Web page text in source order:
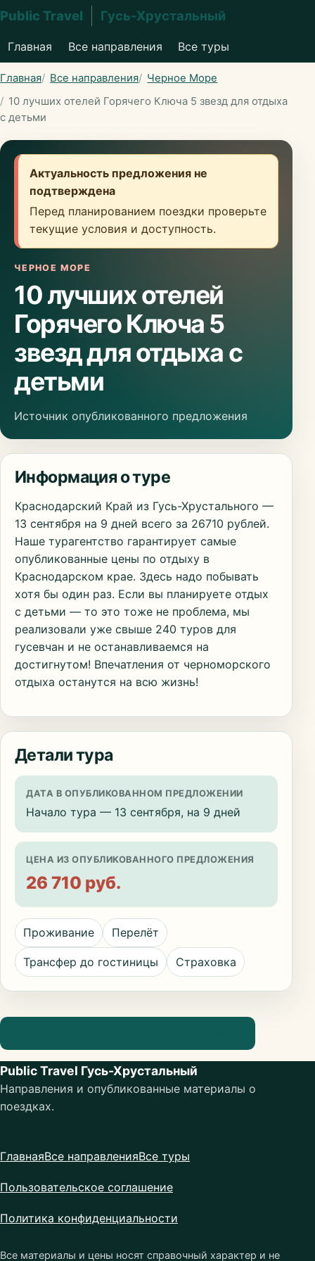
Public Travel Гусь-Хрустальный
Главная Все направления Все туры
Главная Все направления
Черное Море
10 лучших отелей Горячего Ключа 5 звезд для отдыха
с детьми
Актуальность предложения не
подтверждена
Перед планированием поездки проверьте
текущие условия и доступность.
ЧЕРНОЕ МОРЕ
10 лучших отелей
Горячего Ключа 5
звезд для отдыха с
детьми
Источник опубликованного предложения
Информация о туре
Краснодарский Край из Гусь-Хрустального —
13 сентября на 9 дней всего за 26710 рублей.
Наше турагентство гарантирует самые
опубликованные цены по отдыху в
Краснодарском крае. Здесь надо побывать
хотя бы один раз. Если вы планируете отдых
с детьми — то это тоже не проблема, мы
реализовали уже свыше 240 туров для
гусевчан и не останавливаемся на
достигнутом! Впечатления от черноморского
отдыха останутся на всю жизнь!
Детали тура
ДАТА В ОПУБЛИКОВАННОМ ПРЕДЛОЖЕНИИ
Начало тура — 13 сентября, на 9 дней
ЦЕНА ИЗ ОПУБЛИКОВАННОГО ПРЕДЛОЖЕНИЯ
26 710 руб.
Проживание Перелёт
Трансфер до гостиницы Страховка
Public Travel Гусь-Хрустальный
Направления и опубликованные материалы о
поездках.
ГлавнаяВсе направленияВсе туры
Пользовательское соглашение
Политика конфиденциальности
Все материалы и цены носят справочный характер и не